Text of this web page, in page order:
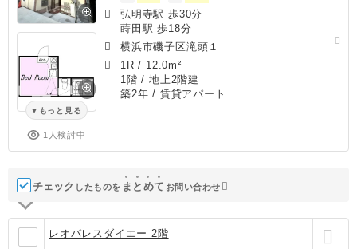
もっと見る
1人検討中
弘明寺駅 歩30分
蒔田駅 歩18分
横浜市磯子区滝頭１
1R / 12.0m²
1階 / 地上2階建
築2年 / 賃貸アパート
チェック したものを ま と めて お問い合わせ
レオパレスダイエー 2階